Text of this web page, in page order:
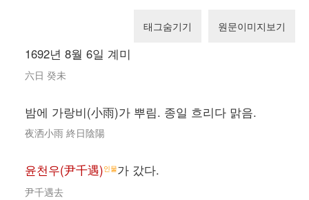
태그숨기기 원문이미지보기
1692년 8월 6일 계미
六日 癸未
밤에 가랑비(小雨)가 뿌림. 종일 흐리다 맑음.
夜洒小雨 終日陰陽
윤천우(尹千遇)인물가 갔다.
尹千遇去